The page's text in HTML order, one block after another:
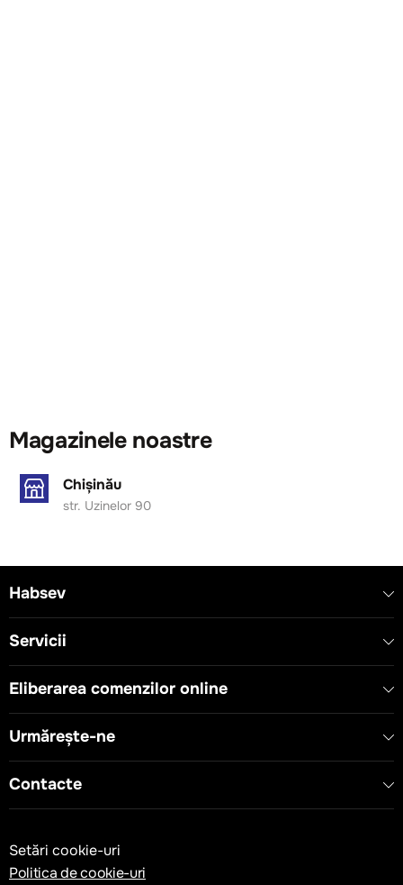
Magazinele noastre
Chișinău
str. Uzinelor 90
Habsev
Servicii
Eliberarea comenzilor online
Urmărește-ne
Contacte
Setări cookie-uri
Politica de cookie-uri